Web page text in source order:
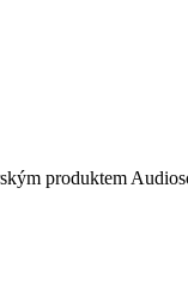
produktem